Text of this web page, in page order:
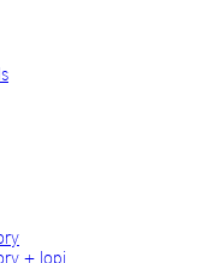
+ lopi